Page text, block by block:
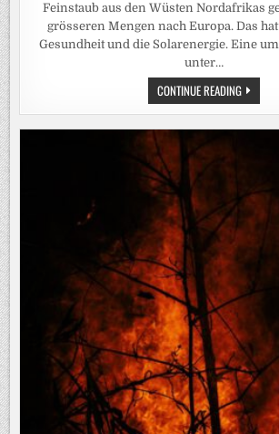
Feinstaub aus den Wüsten Nordafrikas
grösseren Mengen nach Europa. Das
Gesundheit und die Solarenergie. Eine
unter…
CONTINUE READING
IN
EUROPA
NIMMT